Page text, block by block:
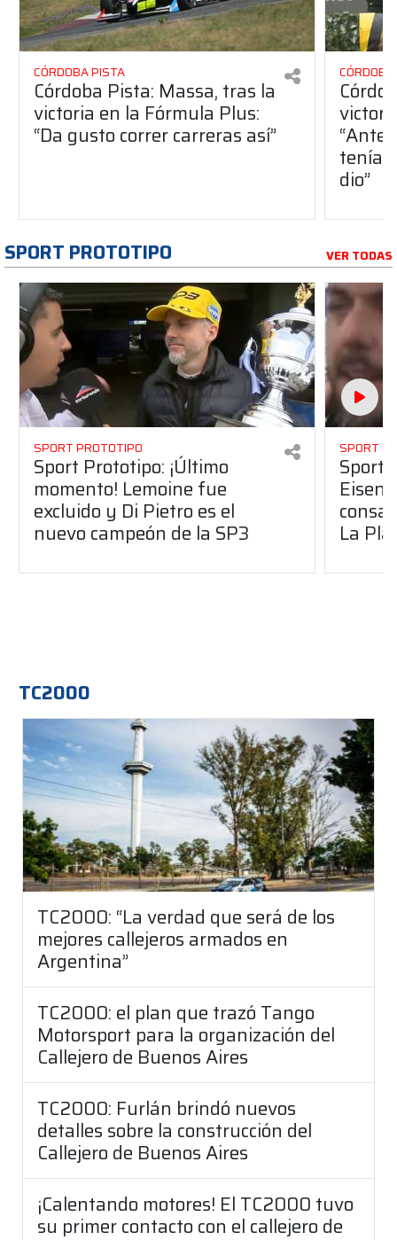
CÓRDOBA PISTA
Córdoba Pista: Massa, tras la
victoria en la Fórmula Plus:
“Da gusto correr carreras así”
dio”
SPORT PROTOTIPO VER TODAS
SPORT PROTOTIPO
Sport Prototipo: ¡Último
momento! Lemoine fue
excluido y Di Pietro es el
nuevo campeón de la SP3
SPORT
Sport
La
TC2000
TC2000: “La verdad que será de los
mejores callejeros armados en
Argentina”
TC2000: el plan que trazó Tango
Motorsport para la organización del
Callejero de Buenos Aires
TC2000: Furlán brindó nuevos
detalles sobre la construcción del
Callejero de Buenos Aires
¡Calentando motores! El TC2000 tuvo
su primer contacto con el callejero de